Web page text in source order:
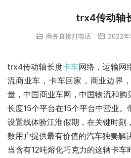
trx4传动轴
商务直接打电话 2022
trx4传动轴长度卡车网络，运输网
流商业车，卡车回家，商业边界
量，中国商业车网，中国物流和
长度15个平台在15个平台中营业
设置线体验江淮假期，在关键时刻
数用户提供最有价值的汽车独奏解
当含有12吨熔化巧克力的这辆卡车